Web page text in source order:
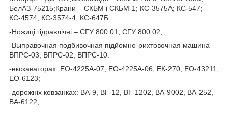
БелАЗ-75215;Крани – СКБМ і СКБМ-1; КС-3575А; КС-547;
КС-4574; КС-3574-4; КС-647Б.
-Ножиці гідравлічні – СГУ 800.01; СГУ 800.02;
-Выправочная подбивочная підйомно-рихтовочная машина –
ВПРС-03; ВПРС-02; ВПРС-10.
-екскаваторах: ЕО-4225А-07, ЕО-4225А-06, ЕК-270, ЕО-43211,
ЕО-6123;
-дорожніх ковзанках: ВА-9, ВГ-12, ВГ-1202, ВА-9002, ВА-252,
ВА-6122;